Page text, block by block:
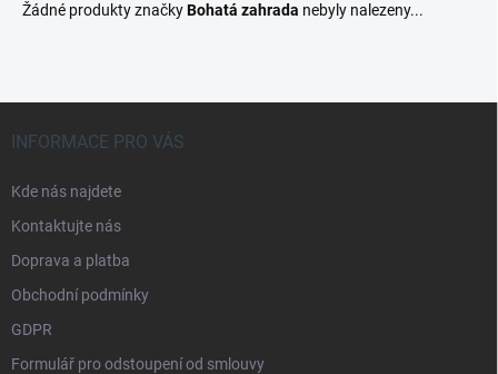
Žádné produkty značkyBohatá zahrada nebyly nalezeny...
INFORMACE PRO VÁS
Kde nás najdete
Kontaktujte nás
Doprava a platba
Obchodní podmínky
GDPR
Formulář pro odstoupení od smlouvy